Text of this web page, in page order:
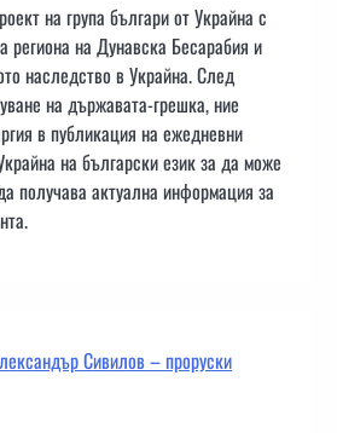
на група българи от Украйна с
региона на Дунавска Бесарабия и
наследство в Украйна. След
на държавата-грешка, ние
в публикация на ежедневни
на български език за да може
получава актуална информация за
Сивилов – проруски